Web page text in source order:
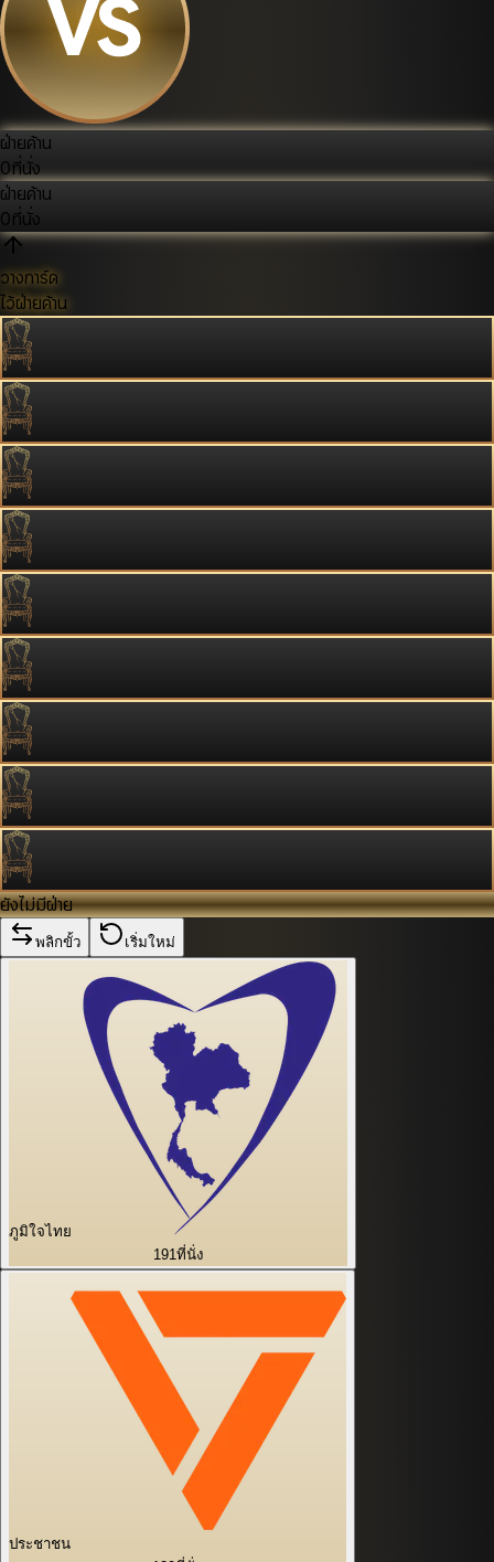
ฝ่ายค้าน
0ที่นั่ง
ฝ่ายค้าน
0ที่นั่ง
วางการ์ด
ไว้ฝ่ายค้าน
ยังไม่มีฝ่าย
พลิกขั้ว เริ่มใหม่
ภูมิใจไทย
191ที่นั่ง
ประชาชน